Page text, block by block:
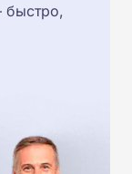
быстро,